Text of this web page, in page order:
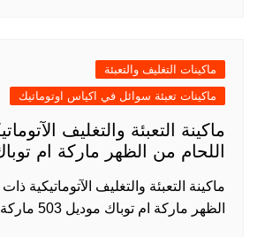
ماكينات التغليف والتعبئة
ماكينات تعبئة سوائل في اكياس اوتوماتيك
ماكينة التعبئة والتغليف
اللحام من الظهر ماركة ام
ماكينة التعبئة والتغليف الآتوماتيكية
الظهر ماركة ام توباك موديل 503 ماركة مهندس